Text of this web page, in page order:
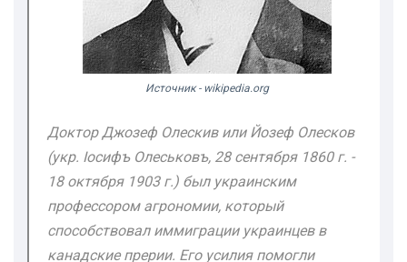
Источник - wikipedia.org
Доктор Джозеф Олескив или Йозеф Олесков
(укр. Іосифъ Олеськовъ, 28 сентября 1860 г. -
18 октября 1903 г.) был украинским
профессором агрономии, который
способствовал иммиграции украинцев в
канадские прерии. Его усилия помогли